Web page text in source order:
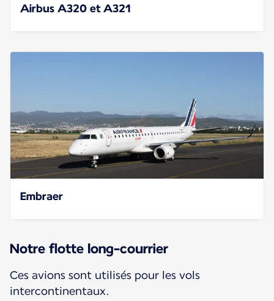
Airbus A320 et A321
Embraer
Notre flotte long-courrier
Ces avions sont utilisés pour les vols
intercontinentaux.